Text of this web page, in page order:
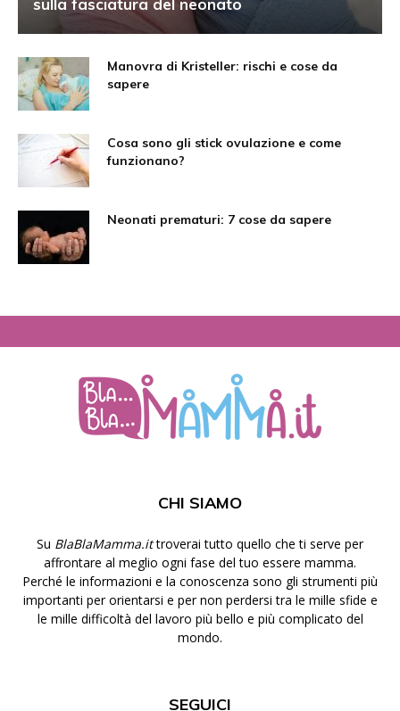
sulla fasciatura del neonato
Manovra di Kristeller: rischi e cose da
sapere
Cosa sono gli stick ovulazione e come
funzionano?
Neonati prematuri: 7 cose da sapere
CHI SIAMO
Su BlaBlaMamma.ittroverai tutto quello che ti serve per
affrontare al meglio ogni fase del tuo essere mamma.
Perché le informazioni e la conoscenza sono gli strumenti più
importanti per orientarsi e per non perdersi tra le mille sfide e
le mille difficoltà del lavoro più bello e più complicato del
mondo.
SEGUICI